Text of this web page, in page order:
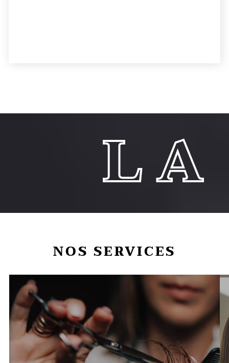
NOS SERVICES